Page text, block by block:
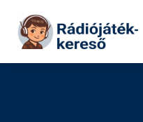
Tovább a tartalomhoz